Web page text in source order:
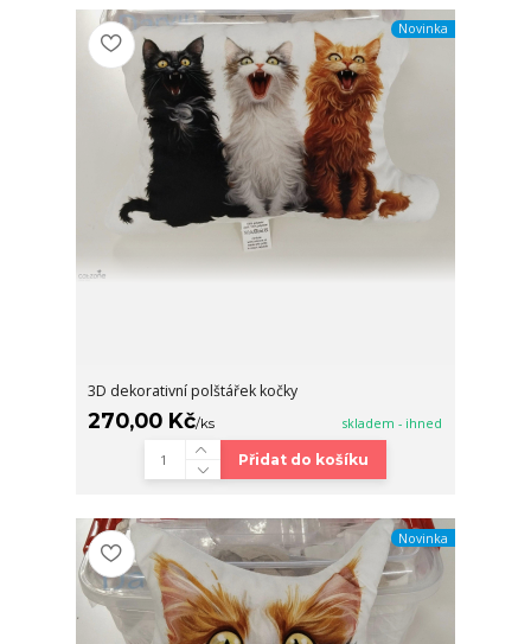
Novinka
3D dekorativní polštářek kočky
270,00 Kč/ks skladem - ihned
Přidat do košíku
Novinka